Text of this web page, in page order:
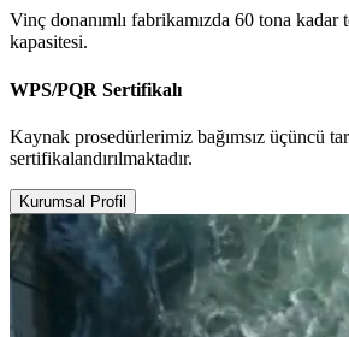
Vinç donanımlı fabrikamızda 60 tona kadar
kapasitesi.
WPS/PQR Sertifikalı
Kaynak prosedürlerimiz bağımsız üçüncü
sertifikalandırılmaktadır.
Kurumsal Profil